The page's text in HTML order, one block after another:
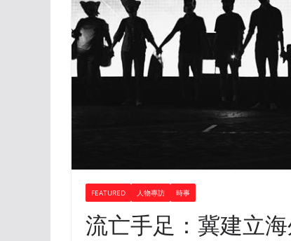
FEATURED 人物專訪 時事
流亡手足：冀建立